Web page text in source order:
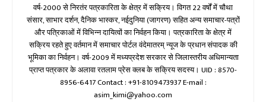
वर्ष-2000 से निरतंर पत्रकारिता के क्षेत्र में सक्रिय। विगत 22 वर्षों में चौथा
संसार, साभार दर्शन, दैनिक भास्कर, नईदुनिया (जागरण) सहित अन्य समाचार-पत्रों
और पत्रिकाओं में विभिन्न दायित्वों का निर्वहन किया। पत्रकारिता के क्षेत्र में
सक्रिय रहते हुए वर्तमान में समाचार पोर्टल वंदेमातरम् न्यूज के प्रधान संपादक की
भूमिका का निर्वहन। वर्ष-2009 में मध्यप्रदेश सरकार से जिलास्तरीय अधिमान्यता
प्राप्त पत्रकार के अलावा रतलाम प्रेस क्लब के सक्रिय सदस्य। UID : 8570-
8956-6417 Contact : +91-8109473937 E-mail :
asim_kimi@yahoo.com